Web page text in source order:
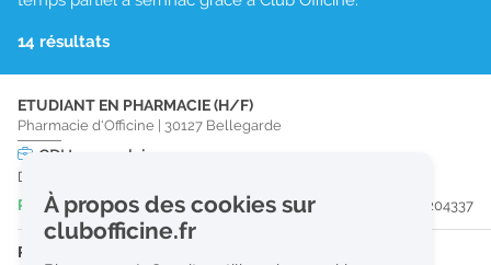
14 résultats
ETUDIANT EN PHARMACIE (H/F)
Pharmacie d'Officine 30127 Bellegarde
CDI temps plein
Dès que possible
Publiée il y a 13 heure(s)
#204337
PHARMACIEN (H/F)
À propos des cookies sur
clubofficine.fr